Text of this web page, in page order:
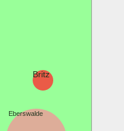
Britz
Eberswalde